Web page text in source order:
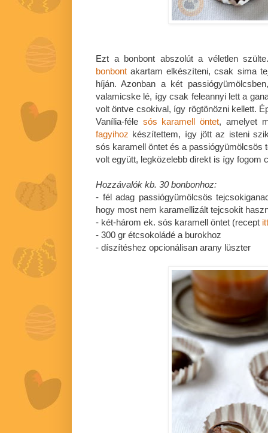
Ezt a bonbont abszolút a véletlen
bonbont akartam elkészíteni, csak sima
híján. Azonban a két
valamicske lé, így csak feleannyi lett a
volt öntve csokival, így rögtönözni kellett.
Vanília-féle sós karamell öntet, amelyet
fagyihoz készítettem, így jött az isteni
sós karamell öntet és a passiógyümölcsös
volt együtt, legközelebb direkt is így fogom
Hozzávalók kb. 30 bonbonhoz:
- fél adag passiógyümölcsös
hogy most nem karamellizált tejcsokit
- két-három ek. sós karamell öntet (recept itt
- 300 gr étcsokoládé a burokhoz
- díszítéshez opcionálisan arany lüszter